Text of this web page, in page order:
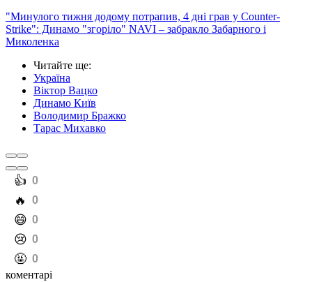
"Минулого тижня додому потрапив, 4 дні грав у Counter-
Strike": Динамо "згоріло" NAVI – забракло Забарного і
Миколенка
Читайте ще:
Україна
Віктор Вацко
Динамо Київ
Володимир Бражко
Тарас Михавко
️👍 0
️🔥 0
️😄 0
️😢 0
️🤬 0
коментарі